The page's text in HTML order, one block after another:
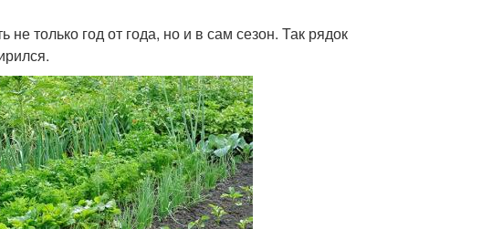
только год от года, но и в сам сезон. Так рядок